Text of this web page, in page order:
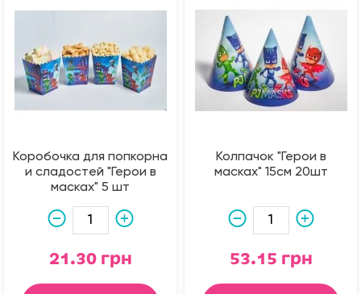
Коробочка для попкорна
и сладостей "Герои в
масках" 5 шт
21.30 грн
Колпачок "Герои в
масках" 15см 20шт
53.15 грн